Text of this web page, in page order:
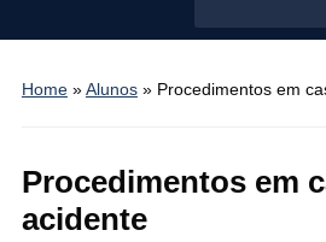
menu
Home»Alunos» Procedimentos em
Procedimentos em
acidente